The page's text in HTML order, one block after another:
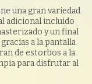
una gran variedad
adicional incluido
y un final
a la pantalla
de estorbos a la
para disfrutar al